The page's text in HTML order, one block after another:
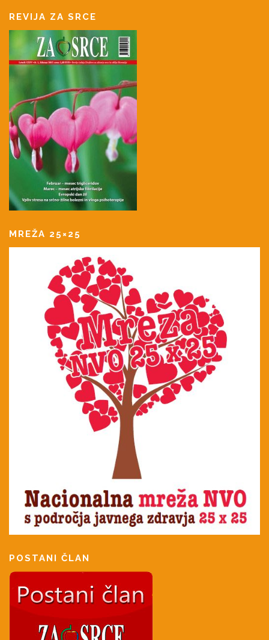
REVIJA ZA SRCE
MREŽA 25×25
POSTANI ČLAN